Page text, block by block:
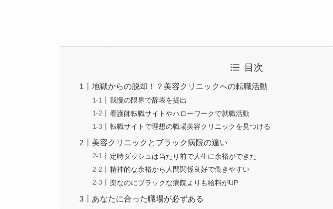
目次
地獄からの脱却！？美容クリニックへの転職活動
我慢の限界で辞表を提出
看護師転職サイトやハローワークで就職活動
転職サイトで理想の職場美容クリニックを見つける
美容クリニックとブラック病院の違い
定時ダッシュは当たり前で人生に余裕ができた
精神的な余裕から人間関係良好で働きやすい
楽なのにブラックな病院よりも給料がUP
あなたに合った職場が必ずある